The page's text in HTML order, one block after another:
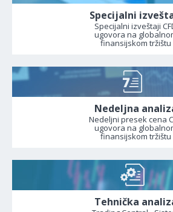
Specijalni
Specijalni izveštaji
ugovora na
finansijskom tržištu
Nedeljna
Nedeljni presek cena
ugovora na
finansijskom tržištu
Tehnička